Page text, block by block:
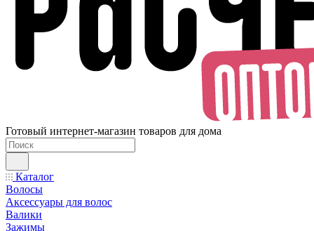
Готовый интернет-магазин товаров для дома
Каталог
Волосы
Аксессуары для волос
Валики
Зажимы